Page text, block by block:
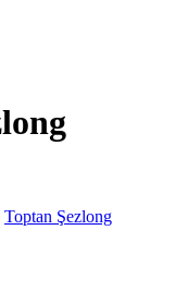
Toptan Şezlong